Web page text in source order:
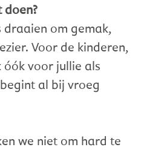
draaien om gemak,
Voor de kinderen,
voor jullie als
al bij vroeg
we niet om hard te